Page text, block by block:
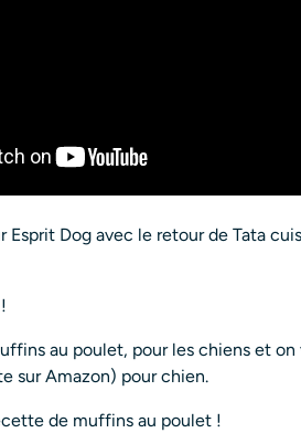
Esprit Dog avec le retour de Tata
au poulet, pour les chiens et
sur Amazon) pour chien.
de muffins au poulet !